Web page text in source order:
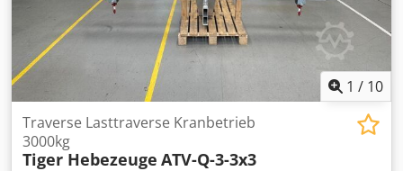
1 / 10
Traverse Lasttraverse Kranbetrieb
3000kg
Tiger Hebezeuge ATV-Q-3-3x3